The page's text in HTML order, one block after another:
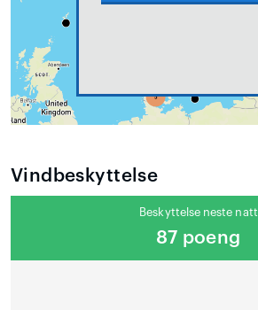
Vindbeskyttelse
Beskyttelse neste natt
87 poeng